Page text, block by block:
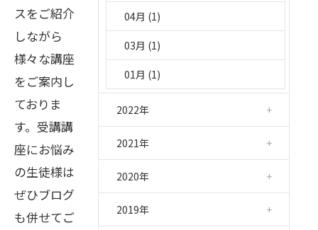
04月 (1)
03月 (1)
01月 (1)
2022年
2021年
2020年
2019年
スをご紹介
しながら
様々な講座
をご案内し
ておりま
す。受講講
座にお悩み
の生徒様は
ぜひブログ
も併せてご